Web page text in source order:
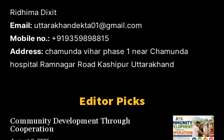
Ridhima Dixit
Email: uttarakhandekta01@gmail.com
Mobile no.: +919359898815
Address: chamunda vihar phase 1 near Chamunda
hospital Ramnagar Road Kashipur Uttarakhand
Editor Picks
Community Development Through
Cooperation